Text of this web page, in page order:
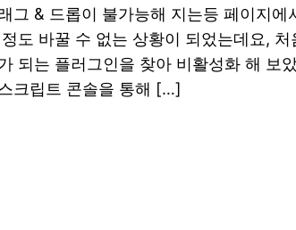
그 & 드롭이 불가능해 지는등 페이지에
도 바꿀 수 없는 상황이 되었는데요,
되는 플러그인을 찾아 비활성화 해 보
크립트 콘솔을 통해 […]